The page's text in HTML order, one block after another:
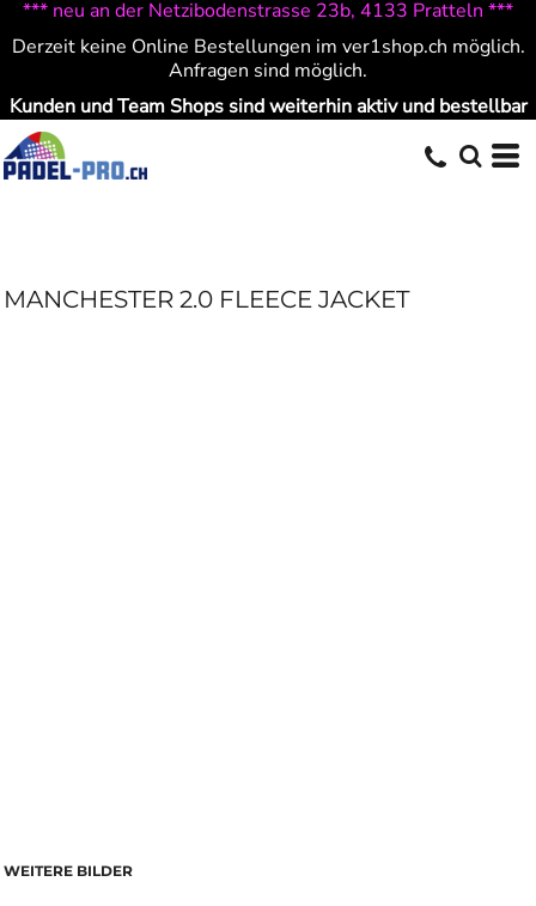
*** neu an der Netzibodenstrasse 23b, 4133 Pratteln ***
Derzeit keine Online Bestellungen im ver1shop.ch möglich.
Anfragen sind möglich.
Kunden und Team Shops sind weiterhin aktiv und bestellbar
MANCHESTER 2.0 FLEECE JACKET
WEITERE BILDER